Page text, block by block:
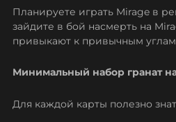
Планируете играть Mirage в
зайдите в бой насмерть на
привыкают к привычным
Минимальный набор гранат
Для каждой карты полезно